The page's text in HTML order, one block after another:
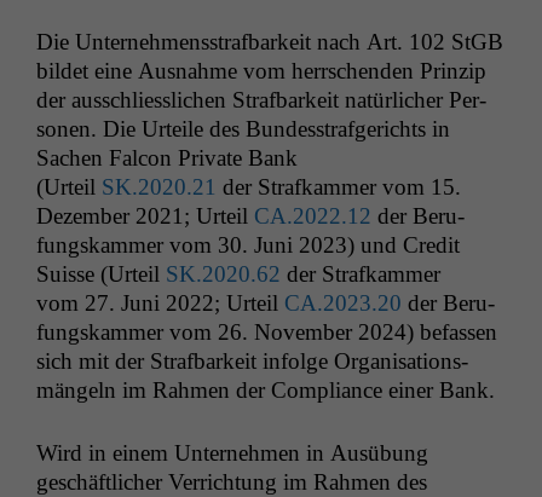
Die Unternehmensstraf­barkeit nach Art. 102 StGB
bildet eine Aus­nahme vom herrschen­den Prinzip
der auss­chliesslichen Straf­barkeit natür­lich­er Per­
so­n­en. Die Urteile des Bun­desstrafgerichts in
Sachen Fal­con Pri­vate Bank
(Urteil SK.2020.21 der Strafkam­mer vom 15.
Dezem­ber 2021; Urteil CA.2022.12 der Beru­
fungskam­mer vom 30. Juni 2023) und Cred­it
Suisse (Urteil SK.2020.62 der Strafkam­mer
vom 27. Juni 2022; Urteil CA.2023.20 der Beru­
fungskam­mer vom 26. Novem­ber 2024) befassen
sich mit der Straf­barkeit infolge Organ­i­sa­tion­s­
män­geln im Rah­men der Com­pli­ance ein­er Bank.
Wird in einem Unternehmen in Ausübung
geschäftlich­er Ver­rich­tung im Rah­men des